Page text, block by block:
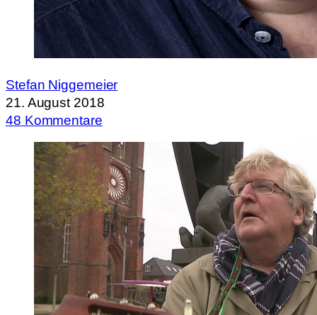
Stefan Niggemeier
21. August 2018
48 Kommentare